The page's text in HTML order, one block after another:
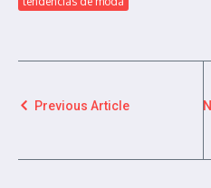
Previous Article